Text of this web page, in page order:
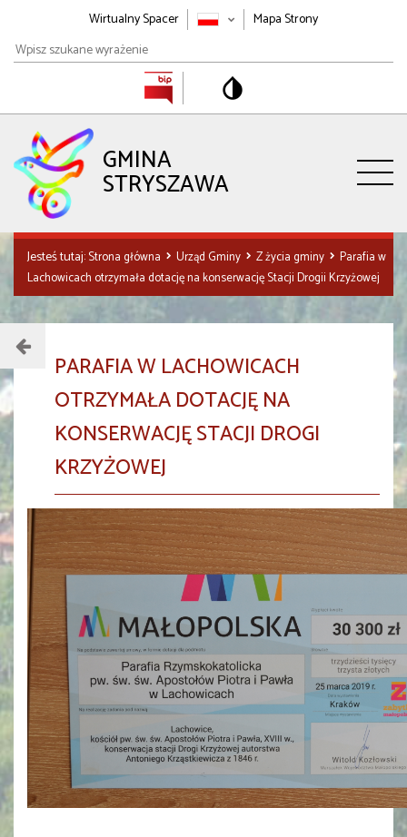
Wirtualny Spacer
Mapa Strony
Wpisz
szukane
GMINA
STRYSZAWA
Jesteś tutaj:Strona główna Urząd Gminy Z życia gminy
Parafia w
Lachowicach otrzymała dotację na konserwację Stacji Drogii Krzyżowej
Menu
PARAFIA W LACHOWICACH
OTRZYMAŁA DOTACJĘ NA
KONSERWACJĘ STACJI DROGI
KRZYŻOWEJ